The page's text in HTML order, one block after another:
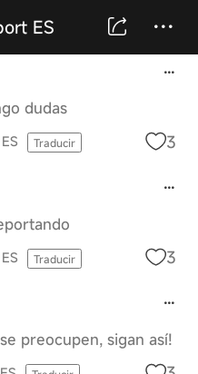
ES
dudas
ES Traducir 3
ES Traducir 3
preocupen, sigan así!